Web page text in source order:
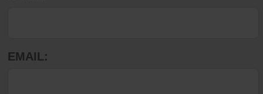
EMAIL: